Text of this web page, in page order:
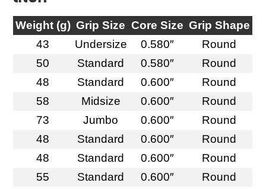
Weight (g) Grip Size Core Size Grip Shape
43
Undersize 0.580″
Round
50
Standard 0.580″
Round
48
Standard 0.600″
Round
58
Midsize 0.600″
Round
73
Jumbo 0.600″
Round
48
Standard 0.600″
Round
48
Standard 0.600″
Round
55
Standard 0.600″
Round